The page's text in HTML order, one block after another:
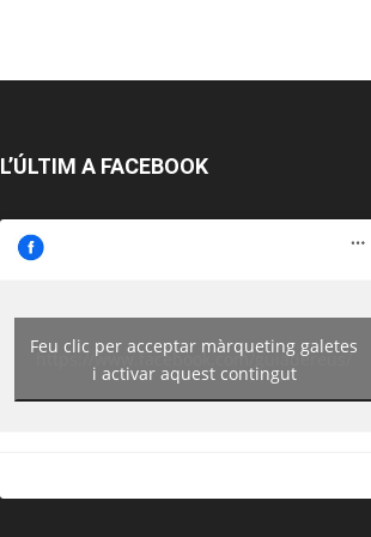
L’ÚLTIM A FACEBOOK
https://www.facebook.com/guiadereus/
Feu clic per acceptar màrqueting galetes
i activar aquest contingut